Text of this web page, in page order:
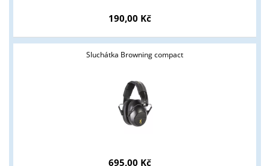
190,00 Kč
Sluchátka Browning compact
695,00 Kč